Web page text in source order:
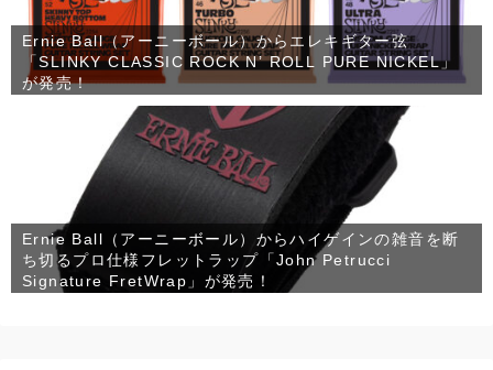
Ernie Ball（アーニーボール）からエレキギター弦
「SLINKY CLASSIC ROCK N’ ROLL PURE NICKEL」
が発売！
Ernie Ball（アーニーボール）からハイゲインの雑音を断
ち切るプロ仕様フレットラップ「John Petrucci
Signature FretWrap」が発売！